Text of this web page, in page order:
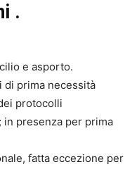
.
e asporto.
prima necessità
protocolli
in presenza per prima
fatta eccezione per